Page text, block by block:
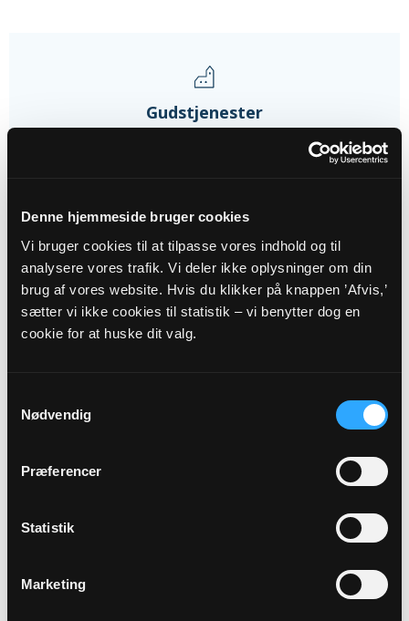
Denne hjemmeside bruger cookies
Vi bruger cookies til at tilpasse vores indhold og til
analysere vores trafik. Vi deler ikke oplysninger om din
brug af vores website. Hvis du klikker på knappen ’Afvis,’
sætter vi ikke cookies til statistik – vi benytter dog en
cookie for at huske dit valg.
Nødvendig
Præferencer
Statistik
Marketing
Gudstjenester
Højmesse i Kobberup Kirke v....
Kobberup Kirke, kl. 10:30
Anna-Christine Bruhn Elming